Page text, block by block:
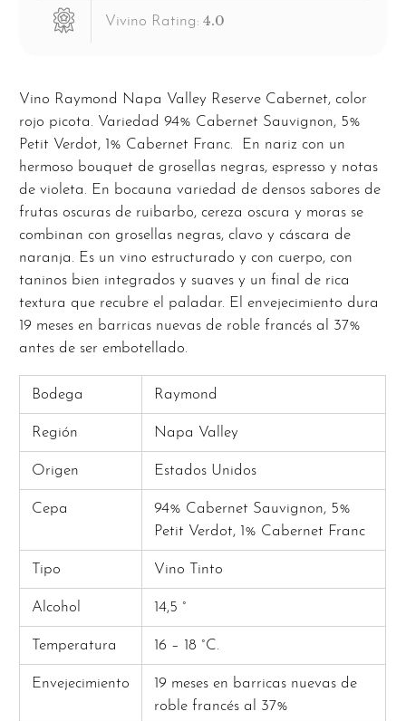
Vivino Rating: 4.0
Vino Raymond Napa Valley Reserve Cabernet, color
rojo picota. Variedad 94% Cabernet Sauvignon, 5%
Petit Verdot, 1% Cabernet Franc. En nariz con un
hermoso bouquet de grosellas negras, espresso y notas
de violeta. En bocauna variedad de densos sabores de
frutas oscuras de ruibarbo, cereza oscura y moras se
combinan con grosellas negras, clavo y cáscara de
naranja. Es un vino estructurado y con cuerpo, con
taninos bien integrados y suaves y un final de rica
textura que recubre el paladar. El envejecimiento dura
19 meses en barricas nuevas de roble francés al 37%
antes de ser embotellado.
Bodega Raymond
Región Napa Valley
Origen Estados Unidos
Cepa
94% Cabernet Sauvignon, 5%
Petit Verdot, 1% Cabernet Franc
Tipo Vino Tinto
Alcohol 14,5 °
Temperatura 16 – 18 °C.
Envejecimiento
19 meses en barricas nuevas de
roble francés al 37%